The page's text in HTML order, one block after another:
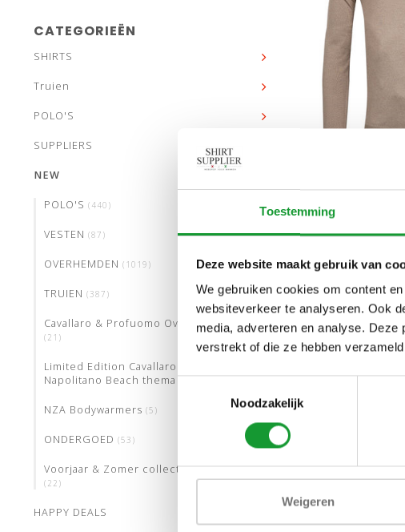
Toestemming
Deze website maakt gebruik van
We gebruiken cookies om content
websiteverkeer te analyseren. Ook
media, adverteren en analyse.
verstrekt of die ze hebben
Noodzakelijk
Weigeren
CATEGORIEËN
SHIRTS
Truien
POLO'S
SUPPLIERS
NEW
POLO'S (440)
VESTEN (87)
OVERHEMDEN (1019)
TRUIEN (387)
Cavallaro & Profuomo Overshirts
(21)
Limited Edition Cavallaro Neapolis
Napolitano Beach thema
NZA Bodywarmers (5)
ONDERGOED (53)
Voorjaar & Zomer collectie truien
(22)
HAPPY DEALS
BRUIN
Nieuwste